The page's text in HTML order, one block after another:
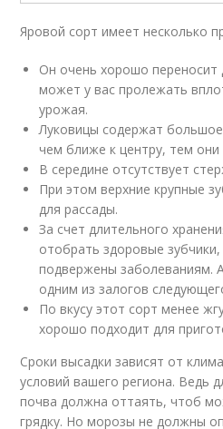
Яровой сорт имеет несколько
Он очень хорошо переносит
может у вас пролежать
урожая.
Луковицы содержат
чем ближе к центру, тем они
В середине отсутствует
При этом верхние крупные
для рассады.
За счет длительного
отобрать здоровые
подвержены заболеваниям.
одним из залогов
По вкусу этот сорт менее
хорошо подходит для
Сроки высадки зависят от
условий вашего региона. Ведь
почва должна оттаять, чтоб
грядку. Но морозы не должны